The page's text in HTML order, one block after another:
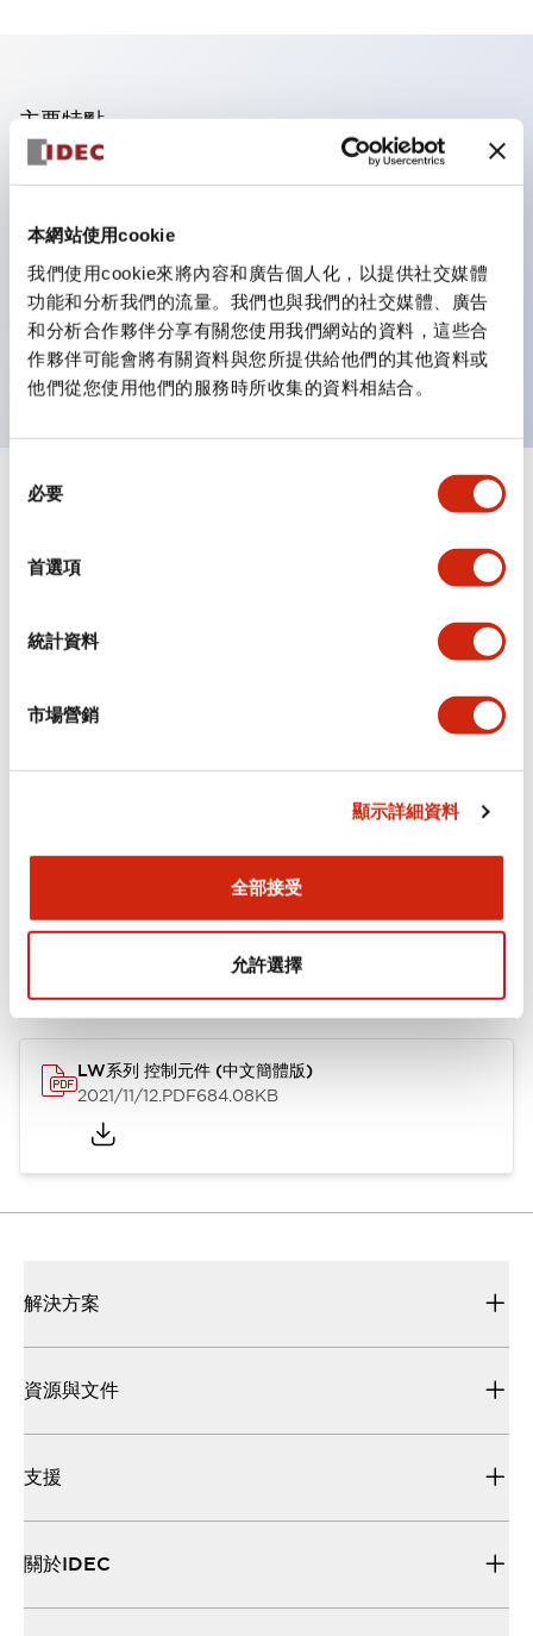
本網站使用cookie
我們使用cookie來將內容和廣告個人化，以提供社交媒體
功能和分析我們的流量。我們也與我們的社交媒體、廣告
和分析合作夥伴分享有關您使用我們網站的資料，這些合
作夥伴可能會將有關資料與您所提供給他們的其他資料或
他們從您使用他們的服務時所收集的資料相結合。
必要
首選項
統計資料
市場營銷
顯示詳細資料
全部接受
允許選擇
主要特點
可進行集合密著安裝，接觸單元的拆裝在集合密著安裝時
採用刺刀機構的鎖定桿拆裝方式的分離結構。
保護結構為防噴流型，IP65（IEC 60529）。（蜂鳴器
為密閉型）
UL、CSA認證品及符合EN標準品。（蜂鳴器除外）
規格 顯示全部+
審美規範
認證與標準
LW系列 控制元件 (中文簡體版)
2021/11/12.PDF684.08KB
解決方案
資源與文件
支援
關於IDEC